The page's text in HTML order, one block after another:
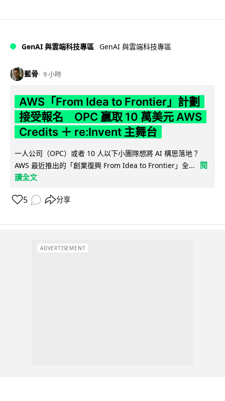
GenAI 與雲端科技專區 GenAI 與雲端科技專區
藍骨 9 小時
AWS「From Idea to Frontier」計劃
接受報名 OPC 贏取 10 萬美元 AWS
Credits ＋ re:Invent 主舞台
一人公司（OPC）或者 10 人以下小團隊想將 AI 構思落地？
AWS 最近推出的「創業復興 From Idea to Frontier」全...
閱
讀全文
5 分享
ADVERTISEMENT